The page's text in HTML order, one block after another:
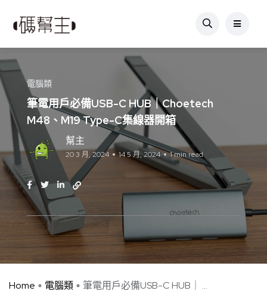
電腦類
筆電用戶必備USB-C HUB｜Choetech
M48、M19 Type-C集線器開箱
幫主
20 3 月, 2024 14 5 月, 2024 1 min read
Home 電腦類 筆電用戶必備USB-C HUB｜ ...